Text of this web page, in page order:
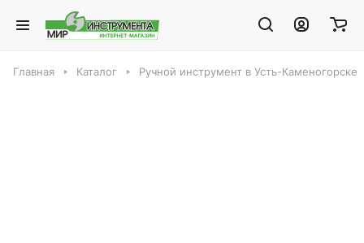
Главная Каталог Ручной инструмент в Усть-Каменогорске